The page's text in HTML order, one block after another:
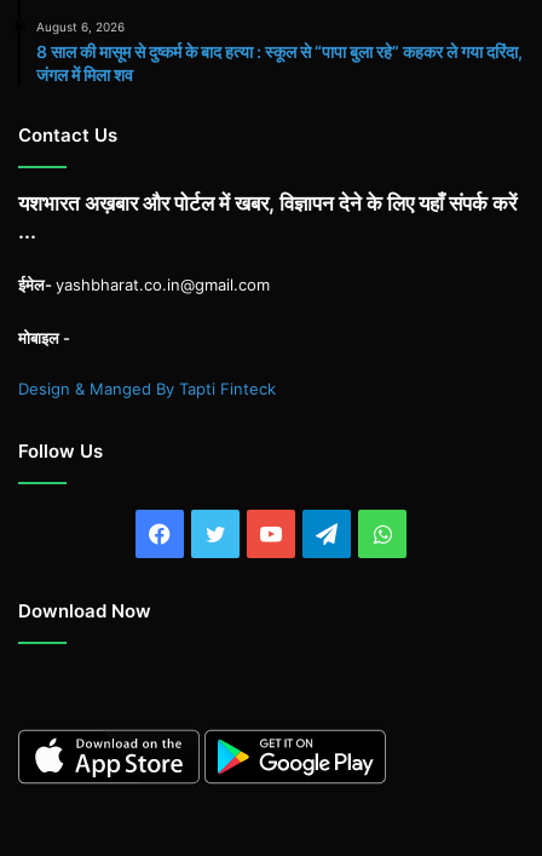
August 6, 2026
8 साल की मासूम से दुष्कर्म के बाद हत्या : स्कूल से “पापा बुला रहे” कहकर ले गया दरिंदा,
जंगल में मिला शव
Contact Us
यशभारत अख़बार और पोर्टल में खबर, विज्ञापन देने के लिए यहाँ संपर्क करें
...
ईमेल-yashbharat.co.in@gmail.com
मोबाइल -
Design & Manged By Tapti Finteck
Follow Us
Facebook
TwitterYouTubeTelegramWhatsApp
Download Now